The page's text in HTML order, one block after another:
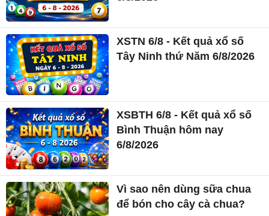
XSTN 6/8 - Kết quả xổ số
Tây Ninh thứ Năm 6/8/2026
XSBTH 6/8 - Kết quả xổ số
Bình Thuận hôm nay
6/8/2026
Vì sao nên dùng sữa chua
để bón cho cây cà chua?